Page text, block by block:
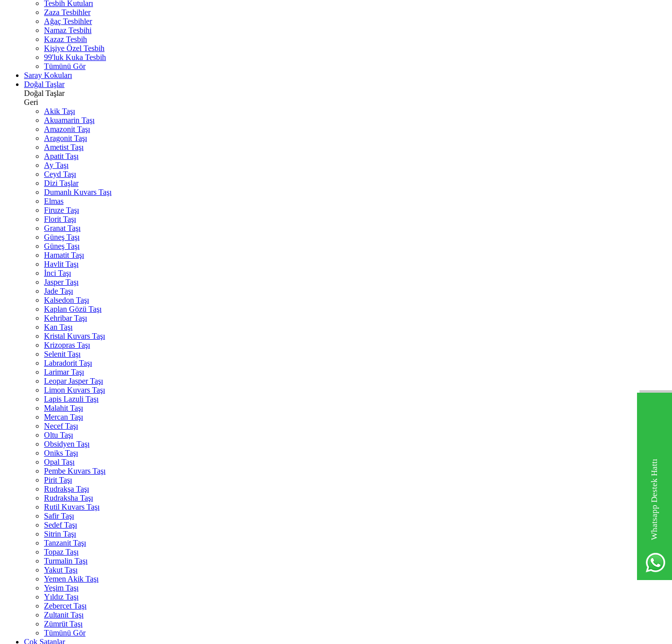
Whatsapp Destek Hattı
Tesbih Kutuları
Zaza Tesbihler
Ağaç Tesbihler
Namaz Tesbihi
Kazaz Tesbih
Kişiye Özel Tesbih
99'luk Kuka Tesbih
Tümünü Gör
Saray Kokuları
Doğal Taşlar
Doğal Taşlar
Geri
Akik Taşı
Akuamarin Taşı
Amazonit Taşı
Aragonit Taşı
Ametist Taşı
Apatit Taşı
Ay Taşı
Ceyd Taşı
Dizi Taşlar
Dumanlı Kuvars Taşı
Elmas
Firuze Taşı
Florit Taşı
Granat Taşı
Güneş Taşı
Güneş Taşı
Hamatit Taşı
Havlit Taşı
İnci Taşı
Jasper Taşı
Jade Taşı
Kalsedon Taşı
Kaplan Gözü Taşı
Kehribar Taşı
Kan Taşı
Kristal Kuvars Taşı
Krizopras Taşı
Selenit Taşı
Labradorit Taşı
Larimar Taşı
Leopar Jasper Taşı
Limon Kuvars Taşı
Lapis Lazuli Taşı
Malahit Taşı
Mercan Taşı
Necef Taşı
Oltu Taşı
Obsidyen Taşı
Oniks Taşı
Opal Taşı
Pembe Kuvars Taşı
Pirit Taşı
Rudrakşa Taşı
Rudraksha Taşı
Rutil Kuvars Taşı
Safir Taşı
Sedef Taşı
Sitrin Taşı
Tanzanit Taşı
Topaz Taşı
Turmalin Taşı
Yakut Taşı
Yemen Akik Taşı
Yeşim Taşı
Yıldız Taşı
Zebercet Taşı
Zultanit Taşı
Zümrüt Taşı
Tümünü Gör
Çok Satanlar